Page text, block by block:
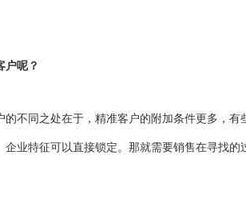
户呢？
的不同之处在于，精准客户的附加条件更多，
业特征可以直接锁定。那就需要销售在寻找的